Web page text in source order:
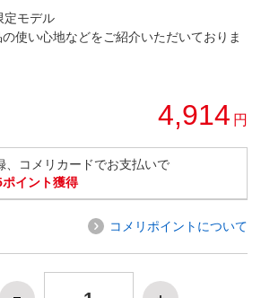
モデル
使い心地などをご紹介いただいておりま
4,914 円
、コメリカードでお支払いで
ポイント獲得
コメリポイントについて